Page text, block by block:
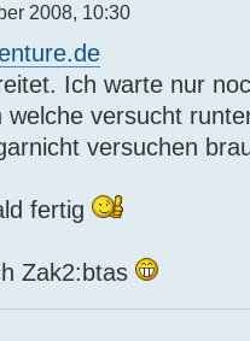
2008, 10:30
Ich warte nur
welche versucht
versuchen
fertig
Zak2:btas